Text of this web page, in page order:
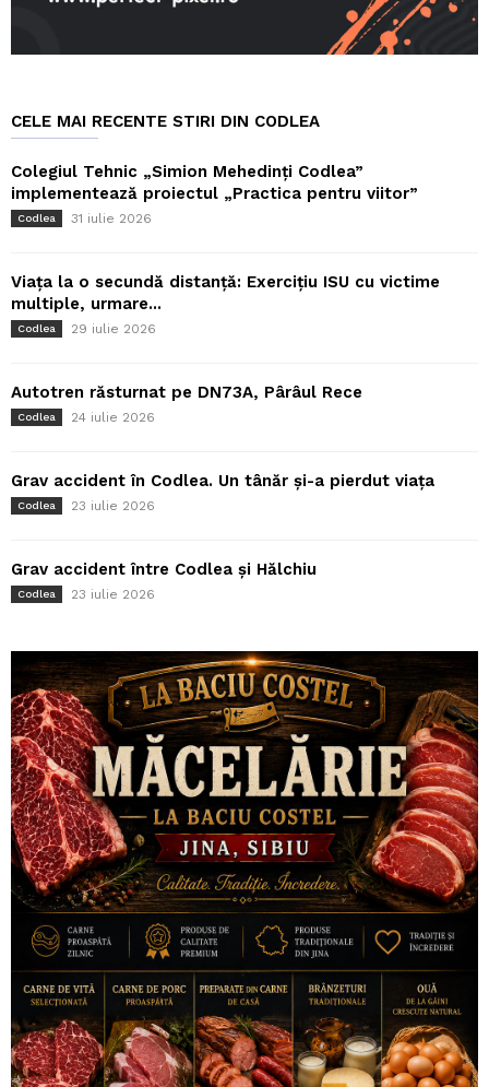
CELE MAI RECENTE STIRI DIN CODLEA
Colegiul Tehnic „Simion Mehedinți Codlea”
implementează proiectul „Practica pentru viitor”
Codlea 31 iulie 2026
Viața la o secundă distanță: Exercițiu ISU cu victime
multiple, urmare...
Codlea 29 iulie 2026
Autotren răsturnat pe DN73A, Pârâul Rece
Codlea 24 iulie 2026
Grav accident în Codlea. Un tânăr și-a pierdut viața
Codlea 23 iulie 2026
Grav accident între Codlea și Hălchiu
Codlea 23 iulie 2026